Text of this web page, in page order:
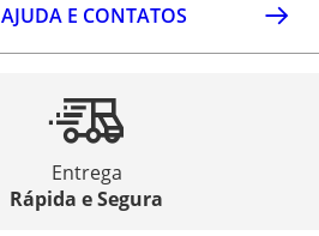
AJUDA E CONTATOS
Entrega
Rápida e Segura